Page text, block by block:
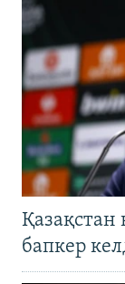
Қазақстан
бапкер